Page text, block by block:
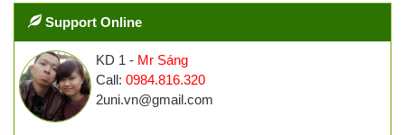
Support Online
KD 1 - Mr Sáng
Call: 0984.816.320
2uni.vn@gmail.com